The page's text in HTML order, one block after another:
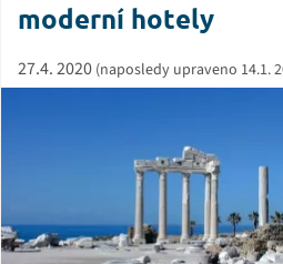
moderní hotely
27.4. 2020 (naposledy upraveno 14.1.